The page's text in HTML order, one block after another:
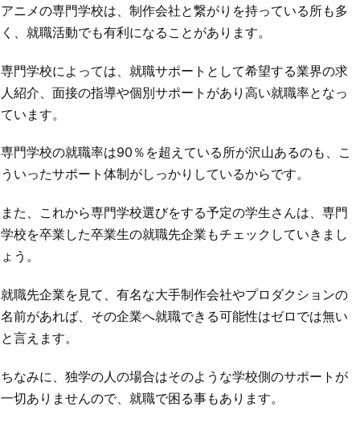
アニメの専門学校は、制作会社と繋がりを持っている所も多
く、就職活動でも有利になることがあります。
専門学校によっては、就職サポートとして希望する業界の求
人紹介、面接の指導や個別サポートがあり高い就職率となっ
ています。
専門学校の就職率は90％を超えている所が沢山あるのも、こ
ういったサポート体制がしっかりしているからです。
また、これから専門学校選びをする予定の学生さんは、専門
学校を卒業した卒業生の就職先企業もチェックしていきまし
ょう。
就職先企業を見て、有名な大手制作会社やプロダクションの
名前があれば、その企業へ就職できる可能性はゼロでは無い
と言えます。
ちなみに、独学の人の場合はそのような学校側のサポートが
一切ありませんので、就職で困る事もあります。